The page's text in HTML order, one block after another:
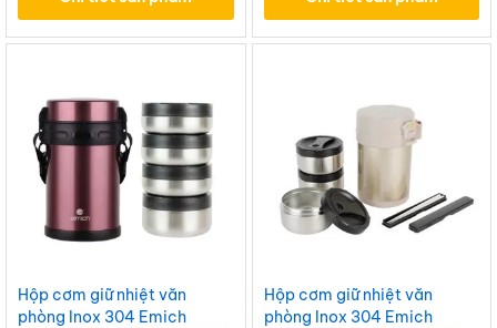
Hộp cơm giữ nhiệt văn
phòng Inox 304 Emich
Hộp cơm giữ nhiệt văn
phòng Inox 304 Emich